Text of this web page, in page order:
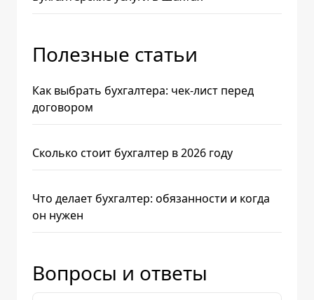
Полезные статьи
Как выбрать бухгалтера: чек-лист перед
договором
Сколько стоит бухгалтер в 2026 году
Что делает бухгалтер: обязанности и когда
он нужен
Вопросы и ответы